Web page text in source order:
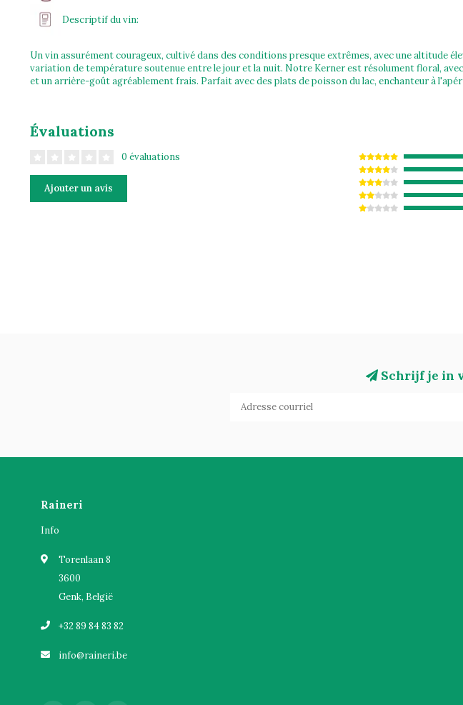
Descriptif du vin:
Un vin assurément courageux, cultivé dans des conditions presque extrêmes, avec une altitude
variation de température soutenue entre le jour et la nuit. Notre Kerner est résolument floral,
et un arrière-goût agréablement frais. Parfait avec des plats de poisson du lac, enchanteur à
Évaluations
0 évaluations
Ajouter un avis
Schrijf je in
Raineri
Info
Torenlaan 8
3600
Genk, België
+32 89 84 83 82
info@raineri.be